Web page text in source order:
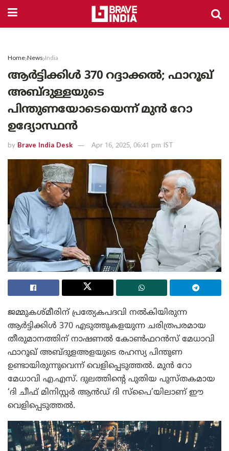
Home News India
ആർട്ടിക്കിൾ 370 റദ്ദാക്കൽ; ഫാറൂഖ്
അബ്ദുള്ളയുടെ
പിന്തുണയോടെയെന്ന് മുൻ റോ
ഉദ്യോസ്ഥൻ
by Brave India Desk Apr 16, 2025, 06:41 pm IST
ജമ്മുകശ്മീരിന് പ്രത്യേകപദവി നൽകിയിരുന്ന
ആർട്ടിക്കിൾ 370 എടുത്തുകളയുന്ന ചരിത്രപരമായ
തീരുമാനത്തിന് നാഷണൽ കോൺഫറൻസ് മേധാവി
ഫാറൂഖ് അബ്ദുളഅളയുടെ രഹസ്യ പിന്തുണ
ഉണ്ടായിരുന്നുവെന്ന് വെളിപ്പെടുത്തൽ. മുൻ റോ
മേധാവി എ.എസ്. ദുലത്തിന്റെ പുതിയ പുസ്തകമായ
‘ദി ചീഫ് മിനിസ്റ്റർ ആൻഡ് ദി സ്പൈ’യിലാണ് ഈ
വെളിപ്പെടുത്തൽ.